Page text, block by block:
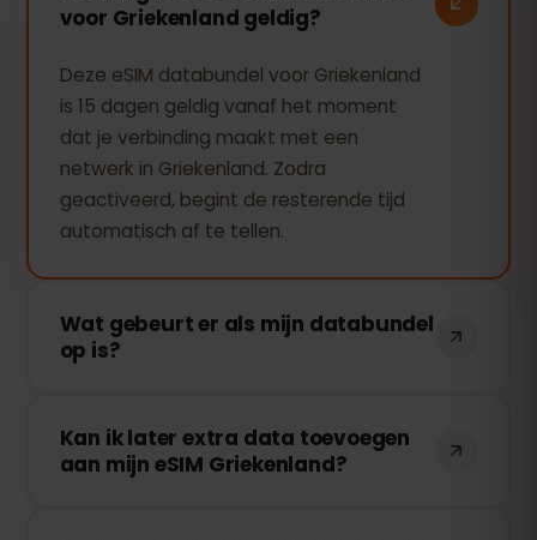
voor Griekenland geldig?
Deze eSIM databundel voor Griekenland
is 15 dagen geldig vanaf het moment
dat je verbinding maakt met een
netwerk in Griekenland. Zodra
geactiveerd, begint de resterende tijd
automatisch af te tellen.
Wat gebeurt er als mijn databundel
op is?
verbinding. Je kunt eenvoudig extra data
toevoegen via je eSIMFOX-dashboard en
Kan ik later extra data toevoegen
aan mijn eSIM Griekenland?